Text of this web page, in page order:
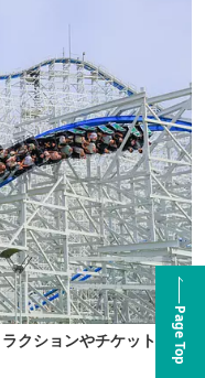
クションやチケット料金
Page Top